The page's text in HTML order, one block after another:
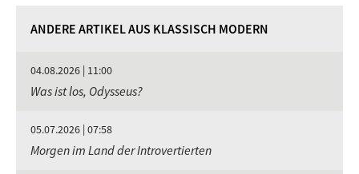
ANDERE ARTIKEL AUS KLASSISCH MODERN
04.08.2026 | 11:00
Was ist los, Odysseus?
05.07.2026 | 07:58
Morgen im Land der Introvertierten